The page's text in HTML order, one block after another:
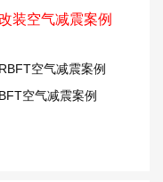
装空气减震案例
空气减震案例
空气减震案例